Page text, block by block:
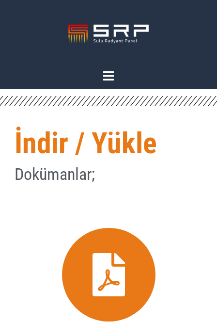
İndir / Yükle
Dokümanlar;